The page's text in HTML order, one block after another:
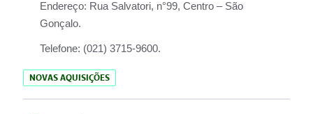
Endereço: Rua Salvatori, n°99, Centro – São
Gonçalo.
Telefone: (021) 3715-9600.
NOVAS AQUISIÇÕES